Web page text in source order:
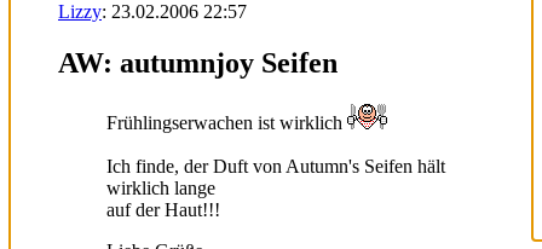
Lizzy: 23.02.2006 22:57
AW: autumnjoy Seifen
Frühlingserwachen ist wirklich
Ich finde, der Duft von Autumn's Seifen hält
wirklich lange
auf der Haut!!!